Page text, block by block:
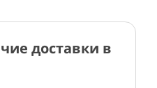
доставки в